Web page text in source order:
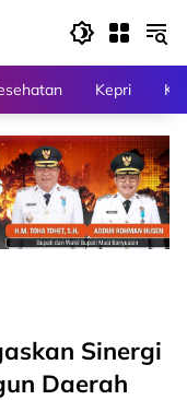
Kepri
Sinergi
Daerah